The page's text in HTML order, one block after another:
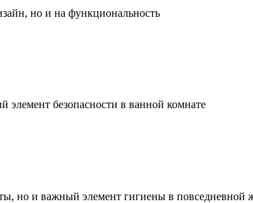
но и на функциональность
безопасности в ванной комнате
но и важный элемент гигиены в повседневной